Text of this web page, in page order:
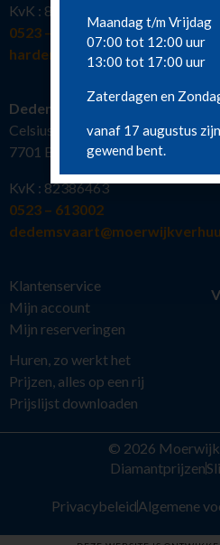
KvK : 82386463
0523 – 216 777
Dedemsvaart
Celsiusstraat 19
7701 BW Dedemsvaart
KvK : 82386463
0523 – 613002
Klantenservice
Mijn account
Mijn reserveringen
Huren, zo werkt het
Prijzen, alles op een rij
Prijslijst downloaden
© 2026 Moerwijk
Diamantprijzen
PrivacybeleidAlgemene
Maandag t/m Vrijdag
07:00 tot 12:00 uur
13:00 tot 17:00 uur
Zaterdagen en
vanaf 17 augustus
gewend bent.